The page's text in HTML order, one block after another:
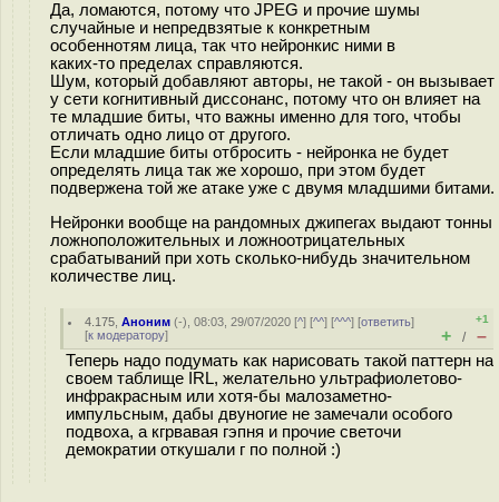
Да, ломаются, потому что JPEG и прочие шумы
случайные и непредвзятые к конкретным
особеннотям лица, так что нейронкис ними в
каких-то пределах справляются.
Шум, который добавляют авторы, не такой - он вызывает
у сети когнитивный диссонанс, потому что он влияет на
те младшие биты, что важны именно для того, чтобы
отличать одно лицо от другого.
Если младшие биты отбросить - нейронка не будет
определять лица так же хорошо, при этом будет
подвержена той же атаке уже с двумя младшими битами.
Нейронки вообще на рандомных джипегах выдают тонны
ложноположительных и ложноотрицательных
срабатываний при хоть сколько-нибудь значительном
количестве лиц.
4.175 ,Аноним (-), 08:03, 29/07/2020 [^] [^^] [^^^] [ответить]
[к модератору]
+1
+ / –
Теперь надо подумать как нарисовать такой паттерн на
своем таблище IRL, желательно ультрафиолетово-
инфракрасным или хотя-бы малозаметно-
импульсным, дабы двуногие не замечали особого
подвоха, а кгрвавая гэпня и прочие светочи
демократии откушали г по полной :)